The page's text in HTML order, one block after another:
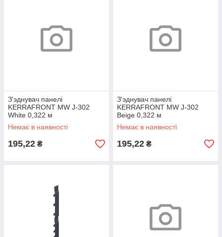
З'эднувач панелі
KERRAFRONT MW J-302
White 0,322 м
Немає в наявності
195,22 ₴
З'эднувач панелі
KERRAFRONT MW J-302
Beige 0,322 м
Немає в наявності
195,22 ₴